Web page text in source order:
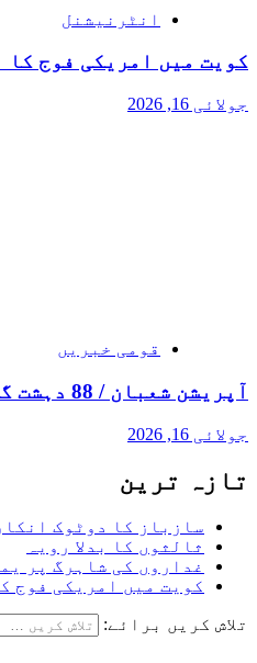
انٹرنیشنل
کویت میں امریکی فوج کا
جولائی 16, 2026
قومی خبریں
آپریشن شعبان / 88 دہشت گرد ہلاک
جولائی 16, 2026
تازہ ترین
سازباز کا دوٹوک انکار
ثالثوں کا بدلا رویہ
غداروں کی شاہرگ پر
کویت میں امریکی فوج
تلاش کریں برائے: